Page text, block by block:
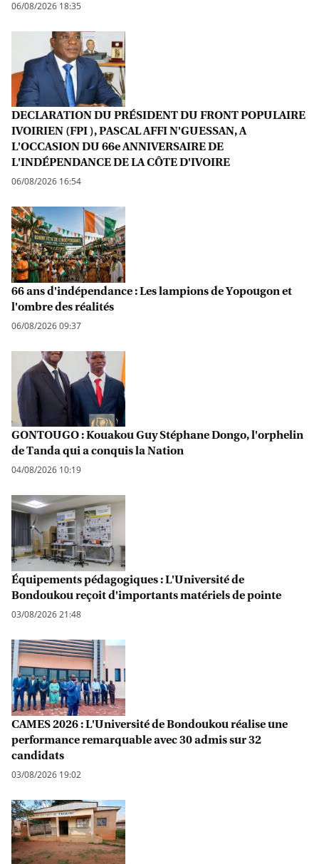
06/08/2026 18:35
DECLARATION DU PRÉSIDENT DU FRONT POPULAIRE
IVOIRIEN (FPI ), PASCAL AFFI N'GUESSAN, A
L'OCCASION DU 66e ANNIVERSAIRE DE
L'INDÉPENDANCE DE LA CÔTE D'IVOIRE
06/08/2026 16:54
66 ans d'indépendance : Les lampions de Yopougon et
l'ombre des réalités
06/08/2026 09:37
GONTOUGO : Kouakou Guy Stéphane Dongo, l'orphelin
de Tanda qui a conquis la Nation
04/08/2026 10:19
Équipements pédagogiques : L'Université de
Bondoukou reçoit d'importants matériels de pointe
03/08/2026 21:48
CAMES 2026 : L'Université de Bondoukou réalise une
performance remarquable avec 30 admis sur 32
candidats
03/08/2026 19:02